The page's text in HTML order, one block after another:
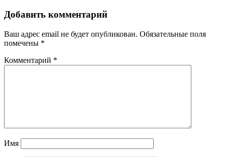
Добавить комментарий
Ваш адрес email не будет опубликован. Обязательные поля
помечены *
Комментарий *
Имя